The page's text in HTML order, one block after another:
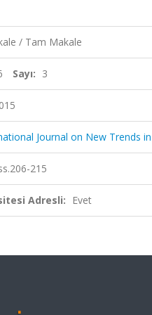
/ Tam Makale
Sayı: 3
Journal on New Trends
215
Adresli: Evet